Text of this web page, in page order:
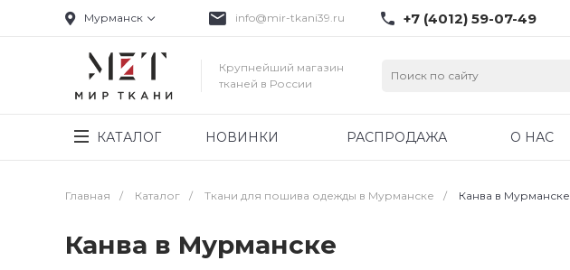
Мурманск info@mir-tkani39.ru +7 (4012) 59-07-49
Крупнейший магазин
тканей в России
КАТАЛОГ НОВИНКИ РАСПРОДАЖА О НАС
Главная / Каталог / Ткани для пошива одежды в Мурманске / Канва в Мурманске
Канва в Мурманске